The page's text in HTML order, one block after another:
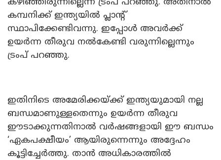
കമ്പനിക്ക് ഇന്ത്യയിൽ പ്ലാന്റ്
സ്ഥാപിക്കേണ്ടിവന്നു. ഇപ്പോൾ അവർക്ക്
ഉയർന്ന തീരുവ നൽകേണ്ടി വരുന്നില്ലെന്നും
ട്രംപ് പറഞ്ഞു.
ഇതിനിടെ അമേരിക്കയ്ക്ക് ഇന്ത്യയുമായി നല്ല
ബന്ധമാണുള്ളതെന്നും ഉയർന്ന തീരുവ
ഈടാക്കുന്നതിനാൽ വർഷങ്ങളായി ഈ ബന്ധം
‘ഏകപക്ഷീയം’ ആയിരുന്നെന്നും അദ്ദേഹം
കൂട്ടിച്ചേർത്തു. താൻ അധികാരത്തിൽ